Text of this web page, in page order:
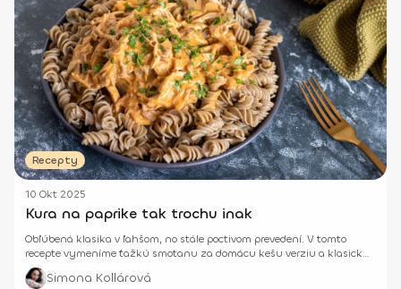
Recepty
10 Okt 2025
Kura na paprike tak trochu inak
Obľúbená klasika v ľahšom, no stále poctivom prevedení. V tomto
recepte vymeníme ťažkú smotanu za domácu kešu verziu a klasický
tuk za kvalitné ghee.
Simona Kollárová